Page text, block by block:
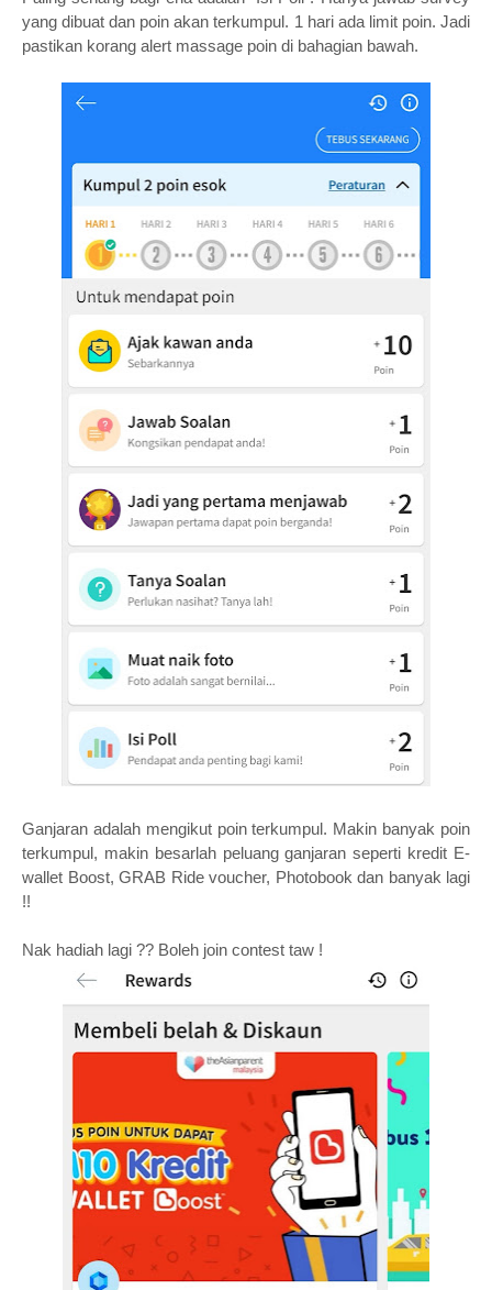
yang dibuat dan poin akan terkumpul. 1 hari ada limit poin. Jadi
pastikan korang alert massage poin di bahagian bawah.
Ganjaran adalah mengikut poin terkumpul. Makin banyak poin
terkumpul, makin besarlah peluang ganjaran seperti kredit E-
wallet Boost, GRAB Ride voucher, Photobook dan banyak lagi
!!
Nak hadiah lagi ?? Boleh join contest taw !